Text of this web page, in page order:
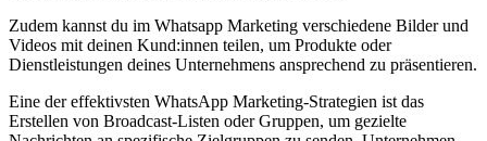
Zudem kannst du im Whatsapp Marketing verschiedene Bilder und
Videos mit deinen Kund:innen teilen, um Produkte oder
Dienstleistungen deines Unternehmens ansprechend zu präsentieren.
Eine der effektivsten WhatsApp Marketing-Strategien ist das
Erstellen von Broadcast-Listen oder Gruppen, um gezielte